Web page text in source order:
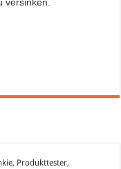
Produkttester,